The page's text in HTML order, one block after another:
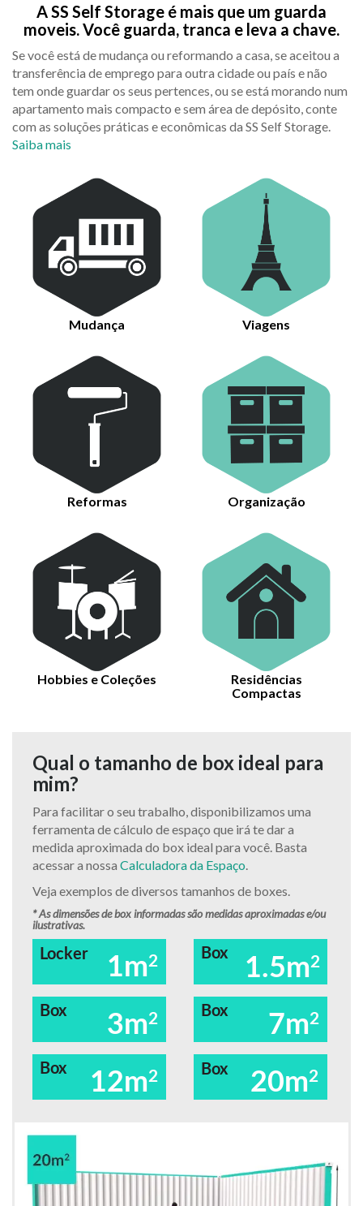
A SS Self Storage é mais que um guarda
moveis. Você guarda, tranca e leva a chave.
Se você está de mudança ou reformando a casa, se aceitou a
transferência de emprego para outra cidade ou país e não
tem onde guardar os seus pertences, ou se está morando num
apartamento mais compacto e sem área de depósito, conte
com as soluções práticas e econômicas da SS Self Storage.
Saiba mais
Mudança Viagens
Reformas Organização
Hobbies e Coleções
Residências
Compactas
Qual o tamanho de box ideal para
mim?
Para facilitar o seu trabalho, disponibilizamos uma
ferramenta de cálculo de espaço que irá te dar a
medida aproximada do box ideal para você. Basta
acessar a nossa Calculadora da Espaço.
Veja exemplos de diversos tamanhos de boxes.
* As dimensões de box informadas são medidas aproximadas e/ou
ilustrativas.